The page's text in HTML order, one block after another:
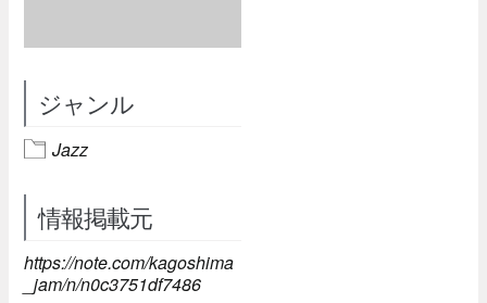
ジャンル
Jazz
情報掲載元
https://note.com/kagoshima
_jam/n/n0c3751df7486